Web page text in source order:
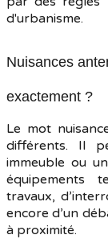
d'urbanisme.
Nuisances
exactement ?
Le mot
différents. Il
immeuble ou
équipements
travaux,
encore d’un
à proximité.